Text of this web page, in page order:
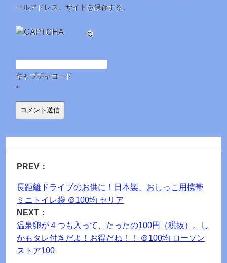
ールアドレス、サイトを保存する。
キャプチャコード
*
PREV：
長距離ドライブのお供に！日本製、おしっこ用携帯
ミニトイレ袋 ＠100均 セリア
NEXT：
温泉卵が４つも入って、たったの100円（税抜）。し
かもタレ付きだよ！お得だね！！ ＠100均 ローソン
ストア100